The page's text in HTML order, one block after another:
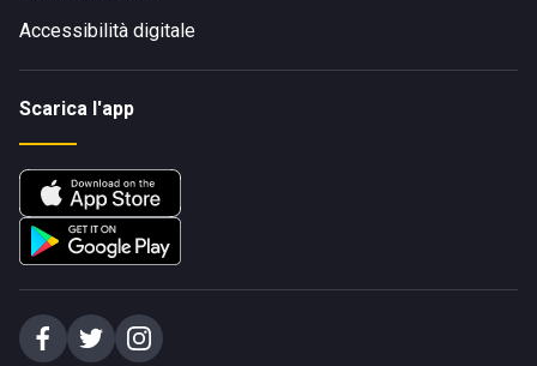
Accessibilità digitale
Scarica l'app